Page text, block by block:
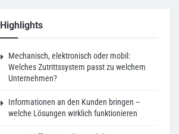
Highlights
Mechanisch, elektronisch oder mobil:
Welches Zutrittssystem passt zu welchem
Unternehmen?
Informationen an den Kunden bringen –
welche Lösungen wirklich funktionieren